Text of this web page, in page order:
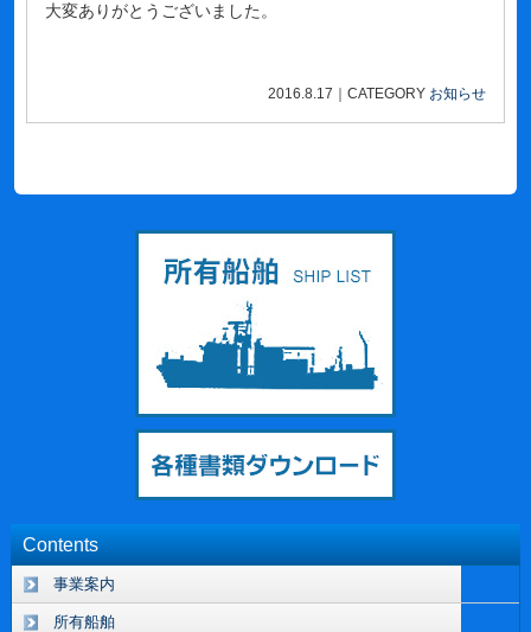
大変ありがとうございました。
2016.8.17 CATEGORY お知らせ
Contents
事業案内
所有船舶